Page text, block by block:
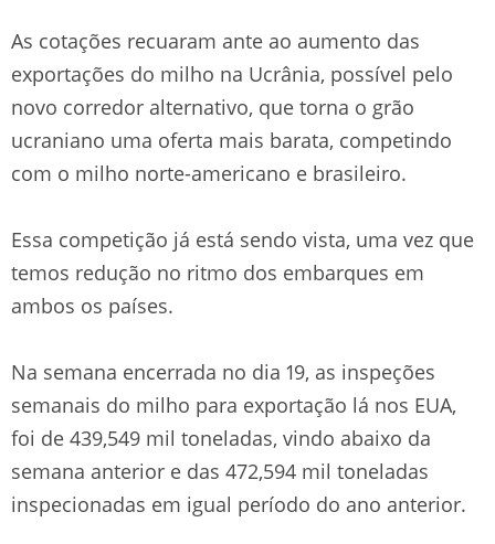
As cotações recuaram ante ao aumento das
exportações do milho na Ucrânia, possível pelo
novo corredor alternativo, que torna o grão
ucraniano uma oferta mais barata, competindo
com o milho norte-americano e brasileiro.
Essa competição já está sendo vista, uma vez que
temos redução no ritmo dos embarques em
ambos os países.
Na semana encerrada no dia 19, as inspeções
semanais do milho para exportação lá nos EUA,
foi de 439,549 mil toneladas, vindo abaixo da
semana anterior e das 472,594 mil toneladas
inspecionadas em igual período do ano anterior.